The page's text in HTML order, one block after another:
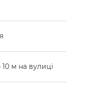
м на вулиці